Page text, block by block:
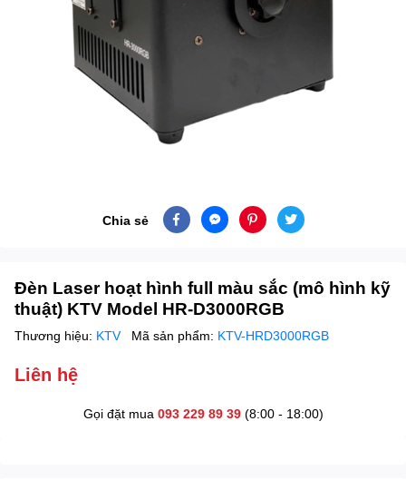
Chia sẻ
Đèn Laser hoạt hình full màu sắc (mô hình kỹ
thuật) KTV Model HR-D3000RGB
Thương hiệu: KTV Mã sản phẩm: KTV-HRD3000RGB
Liên hệ
Gọi đặt mua 093 229 89 39(8:00 - 18:00)